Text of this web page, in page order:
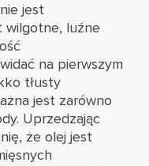
jest
wilgotne, luźne
na pierwszym
tłusty
jest zarówno
Uprzedzając
że olej jest